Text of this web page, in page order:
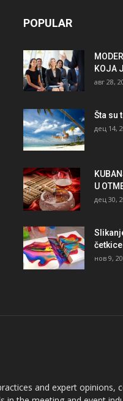
POPULAR
KOJA
авг 28,
Šta su
дец 14,
U
дец 30,
četkice
нов 9,
and expert opinions,